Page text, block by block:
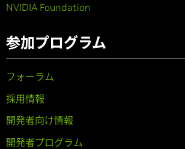
NVIDIA Foundation
参加プログラム
フォーラム
採用情報
開発者向け情報
開発者プログラム